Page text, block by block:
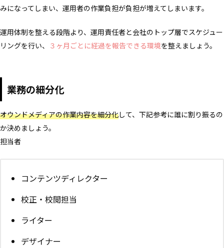
みになってしまい、運用者の作業負担が負担が増えてしまいます。
運用体制を整える段階より、運用責任者と会社のトップ層でスケジュー
リングを行い、
３ヶ月ごとに経過を報告できる環境を整えましょう。
業務の細分化
オウンドメディアの作業内容を細分化して、下記参考に誰に割り振るの
か決めましょう。
担当者
コンテンツディレクター
校正・校閲担当
ライター
デザイナー